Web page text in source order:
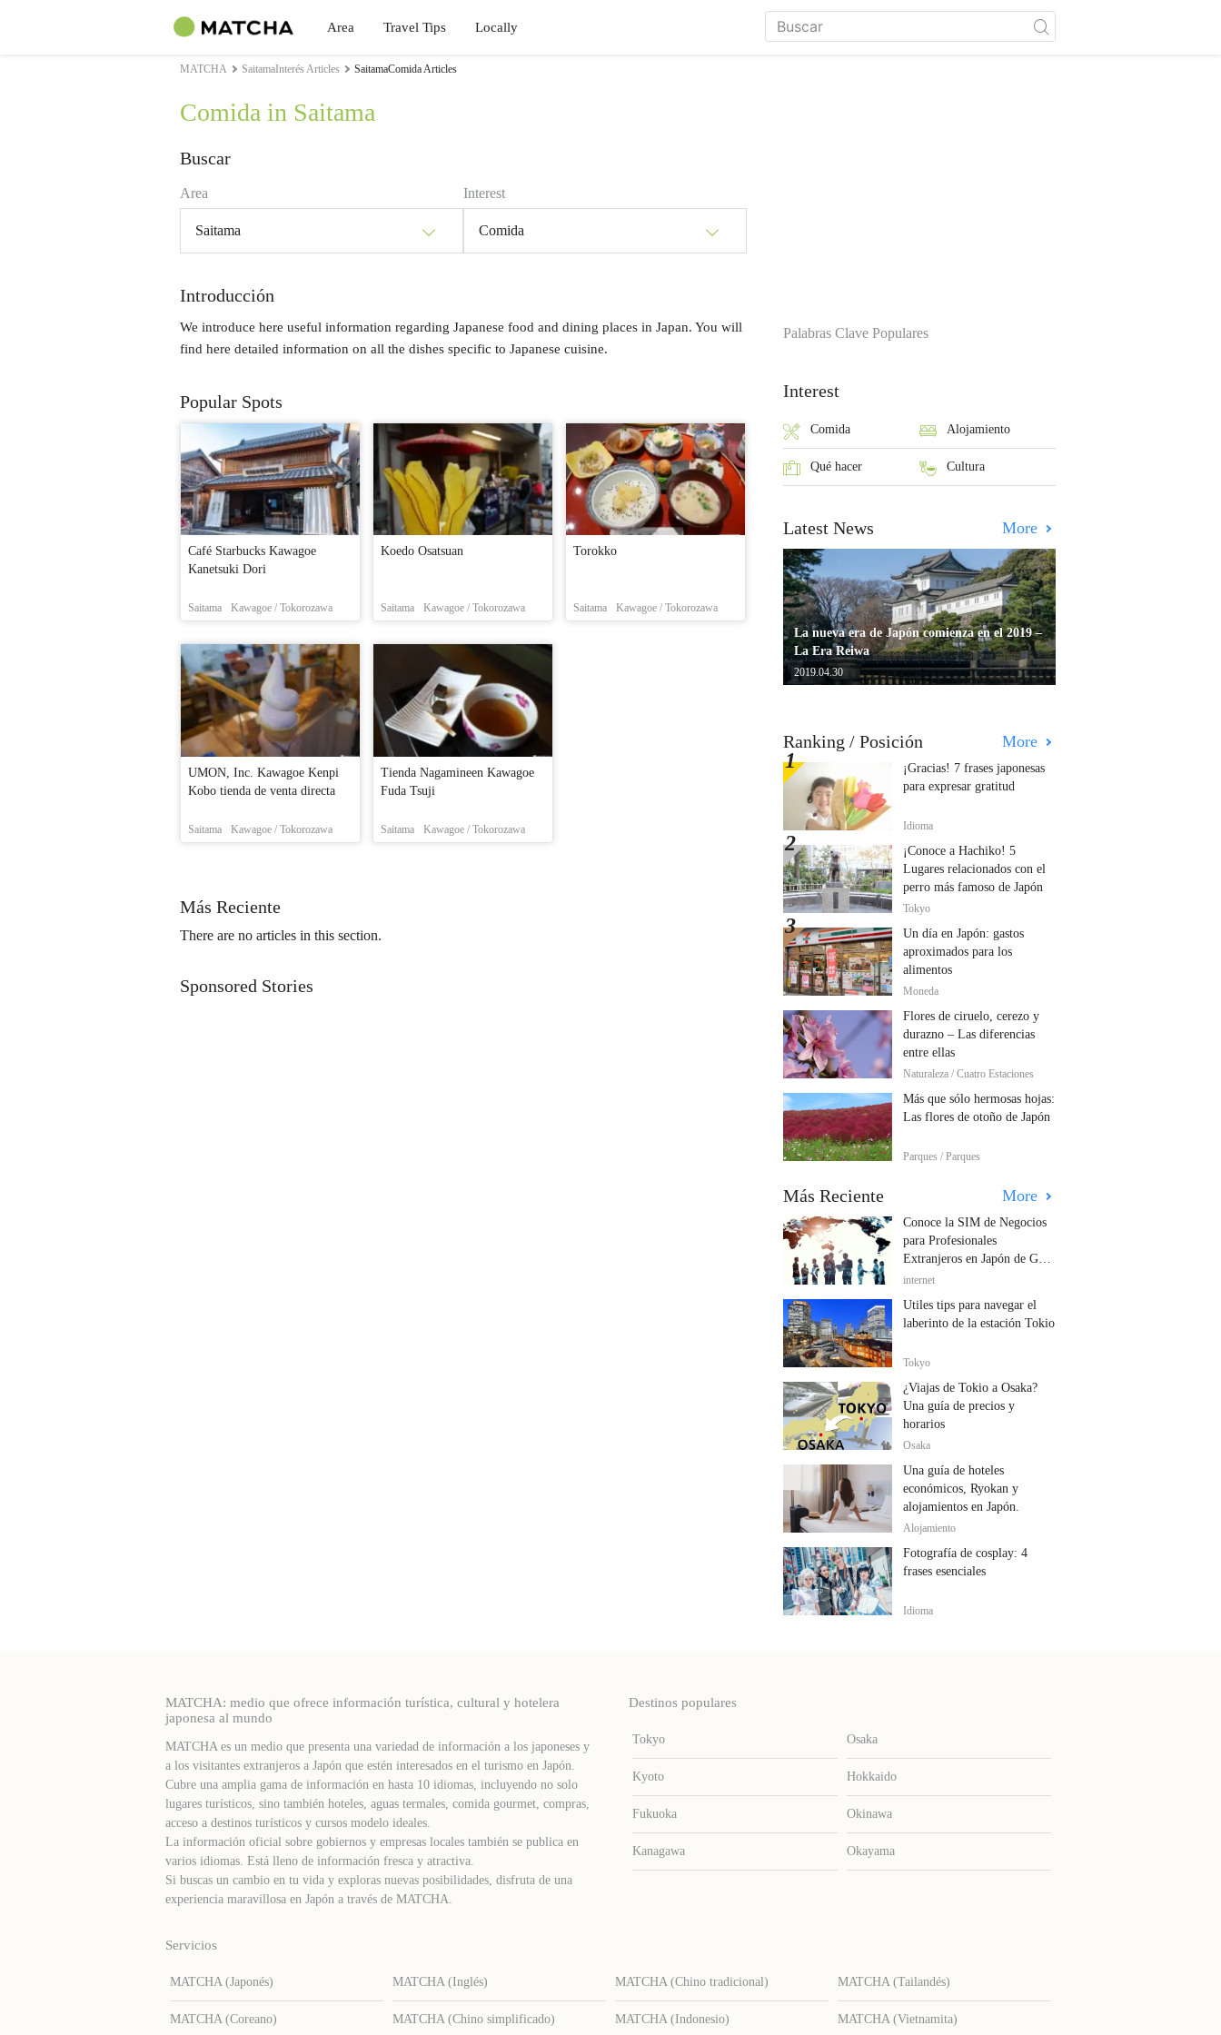
Area Travel Tips Locally
MATCHA SaitamaInterés Articles SaitamaComida Articles
Comida in Saitama
Buscar
Area
Saitama
Interest
Comida
Introducción
We introduce here useful information regarding Japanese food and dining places in Japan. You will
find here detailed information on all the dishes specific to Japanese cuisine.
Popular Spots
Café Starbucks Kawagoe
Kanetsuki Dori
Saitama Kawagoe / Tokorozawa
Koedo Osatsuan
Saitama Kawagoe / Tokorozawa
Torokko
Saitama Kawagoe / Tokorozawa
UMON, Inc. Kawagoe Kenpi
Kobo tienda de venta directa
Saitama Kawagoe / Tokorozawa
Tienda Nagamineen Kawagoe
Fuda Tsuji
Saitama Kawagoe / Tokorozawa
Más Reciente
There are no articles in this section.
Sponsored Stories
Palabras Clave Populares
Interest
Comida Alojamiento
Qué hacer Cultura
Latest News More
La nueva era de Japón comienza en el 2019 –
La Era Reiwa
2019.04.30
Ranking / Posición More
¡Gracias! 7 frases japonesas
para expresar gratitud
Idioma
¡Conoce a Hachiko! 5
Lugares relacionados con el
perro más famoso de Japón
Tokyo
Un día en Japón: gastos
aproximados para los
alimentos
Moneda
Flores de ciruelo, cerezo y
durazno – Las diferencias
entre ellas
Naturaleza / Cuatro Estaciones
Más que sólo hermosas hojas:
Las flores de otoño de Japón
Parques / Parques
Más Reciente More
Conoce la SIM de Negocios
para Profesionales
Extranjeros en Japón de GTN
Mobile
internet
Útiles tips para navegar el
laberinto de la estación Tokio
Tokyo
¿Viajas de Tokio a Osaka?
Una guía de precios y
horarios
Osaka
Una guía de hoteles
económicos, Ryokan y
alojamientos en Japón.
Alojamiento
Fotografía de cosplay: 4
frases esenciales
Idioma
MATCHA: medio que ofrece información turística, cultural y hotelera
japonesa al mundo
MATCHA es un medio que presenta una variedad de información a los japoneses y
a los visitantes extranjeros a Japón que estén interesados ​​en el turismo en Japón.
Cubre una amplia gama de información en hasta 10 idiomas, incluyendo no solo
lugares turísticos, sino también hoteles, aguas termales, comida gourmet, compras,
acceso a destinos turísticos y cursos modelo ideales.
La información oficial sobre gobiernos y empresas locales también se publica en
varios idiomas. Está lleno de información fresca y atractiva.
Si buscas un cambio en tu vida y exploras nuevas posibilidades, disfruta de una
experiencia maravillosa en Japón a través de MATCHA.
Destinos populares
Tokyo Osaka
Kyoto Hokkaido
Fukuoka Okinawa
Kanagawa Okayama
Servicios
MATCHA (Japonés) MATCHA (Inglés) MATCHA (Chino tradicional) MATCHA (Tailandés)
MATCHA (Coreano) MATCHA (Chino simplificado) MATCHA (Indonesio) MATCHA (Vietnamita)